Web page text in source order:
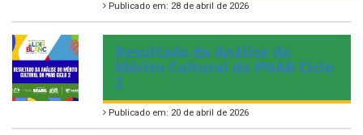
Publicado em: 28 de abril de 2026
Resultado da Análise do
Mérito Cultural da PNAB Ciclo
2
Publicado em: 20 de abril de 2026